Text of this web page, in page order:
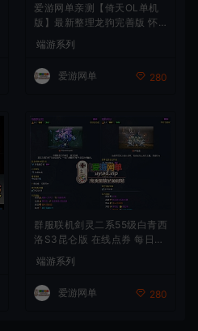
爱游网单亲测【倚天OL单机
版】最新整理龙驹完善版 怀
发物品装备 虚拟机一键端 视
频安装教学
端游系列
爱游网单 280
群服联机剑灵二系55级白青西
洛S3昆仑版 在线点券 每日礼
包 复古玩法
端游系列
爱游网单 280